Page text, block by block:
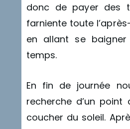
donc de payer des
farniente toute
en allant se
temps.
En fin de journée
recherche d’un
coucher du soleil.